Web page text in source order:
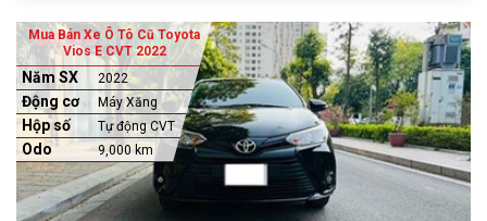
Mua Bán Xe Ô Tô Cũ Toyota
Vios E CVT 2022
Năm SX 2022
Động cơ Máy Xăng
Hộp số Tự động CVT
Odo 9,000 km